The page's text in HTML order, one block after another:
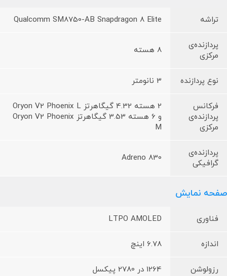
تراشه Qualcomm SM8750-AB Snapdragon 8 Elite
پردازنده‌ی
مرکزی
8 هسته
نوع پردازنده 3 نانومتر
فرکانس
پردازنده‌ی
مرکزی
2 هسته 4.32 گیگاهرتز Oryon V2 Phoenix L
و 6 هسته 3.53 گیگاهرتز Oryon V2 Phoenix
M
پردازنده‌ی
گرافیکی
Adreno 830
صفحه نمایش
فناوری LTPO AMOLED
اندازه 6.78 اینچ
رزولوشن 1264 در 2780 پیکسل